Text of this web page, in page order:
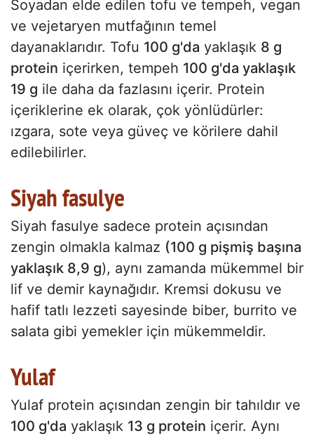
Soyadan elde edilen tofu ve tempeh, vegan
ve vejetaryen mutfağının temel
dayanaklarıdır. Tofu 100 g'da yaklaşık 8 g
protein içerirken, tempeh 100 g'da yaklaşık
19 g ile daha da fazlasını içerir. Protein
içeriklerine ek olarak, çok yönlüdürler:
ızgara, sote veya güveç ve körilere dahil
edilebilirler.
Siyah fasulye
Siyah fasulye sadece protein açısından
zengin olmakla kalmaz (100 g pişmiş başına
yaklaşık 8,9 g), aynı zamanda mükemmel bir
lif ve demir kaynağıdır. Kremsi dokusu ve
hafif tatlı lezzeti sayesinde biber, burrito ve
salata gibi yemekler için mükemmeldir.
Yulaf
Yulaf protein açısından zengin bir tahıldır ve
100 g'da yaklaşık 13 g protein içerir. Aynı